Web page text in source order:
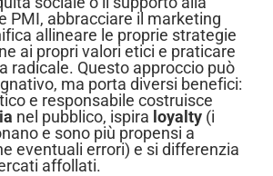
PMI, abbracciare il marketing
allineare le proprie strategie
ai propri valori etici e praticare
radicale. Questo approccio può
ma porta diversi benefici:
e responsabile costruisce
nel pubblico, ispira loyalty(i
e sono più propensi a
eventuali errori) e si differenzia
affollati.